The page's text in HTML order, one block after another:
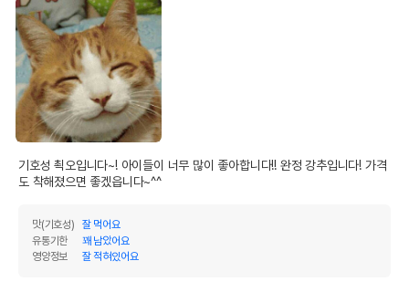
기호성 쵝오입니다~! 아이들이 너무 많이 좋아합니다!! 완정 강추입니다! 가격
도 착해졌으면 좋겠읍니다~^^
맛(기호성)
잘 먹어요
유통기한
꽤 남았어요
영양정보
잘 적혀있어요